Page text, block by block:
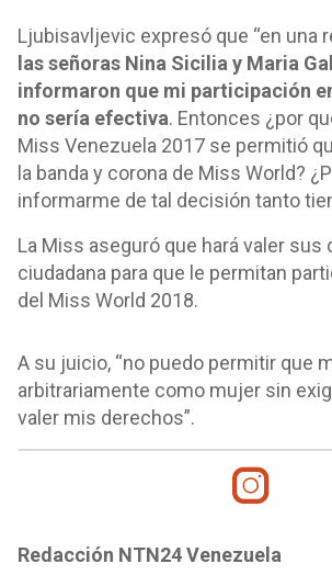
Ljubisavljevic expresó que “en una
las señoras Nina Sicilia y Maria
informaron que mi participación
no sería efectiva. Entonces ¿por
Miss Venezuela 2017 se permitió
la banda y corona de Miss World?
informarme de tal decisión tanto
La Miss aseguró que hará valer
ciudadana para que le permitan
del Miss World 2018.
A su juicio, “no puedo permitir que
arbitrariamente como mujer sin
valer mis derechos”.
Redacción NTN24 Venezuela